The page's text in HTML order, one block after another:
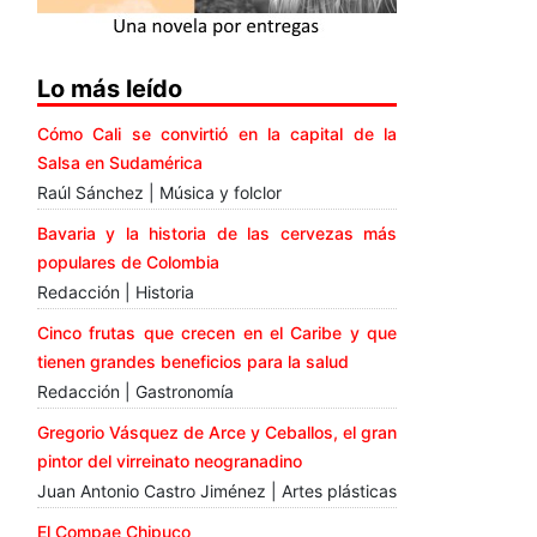
Lo más leído
Cómo Cali se convirtió en la capital de la
Salsa en Sudamérica
Raúl Sánchez | Música y folclor
Bavaria y la historia de las cervezas más
populares de Colombia
Redacción | Historia
Cinco frutas que crecen en el Caribe y que
tienen grandes beneficios para la salud
Redacción | Gastronomía
Gregorio Vásquez de Arce y Ceballos, el gran
pintor del virreinato neogranadino
Juan Antonio Castro Jiménez | Artes plásticas
El Compae Chipuco